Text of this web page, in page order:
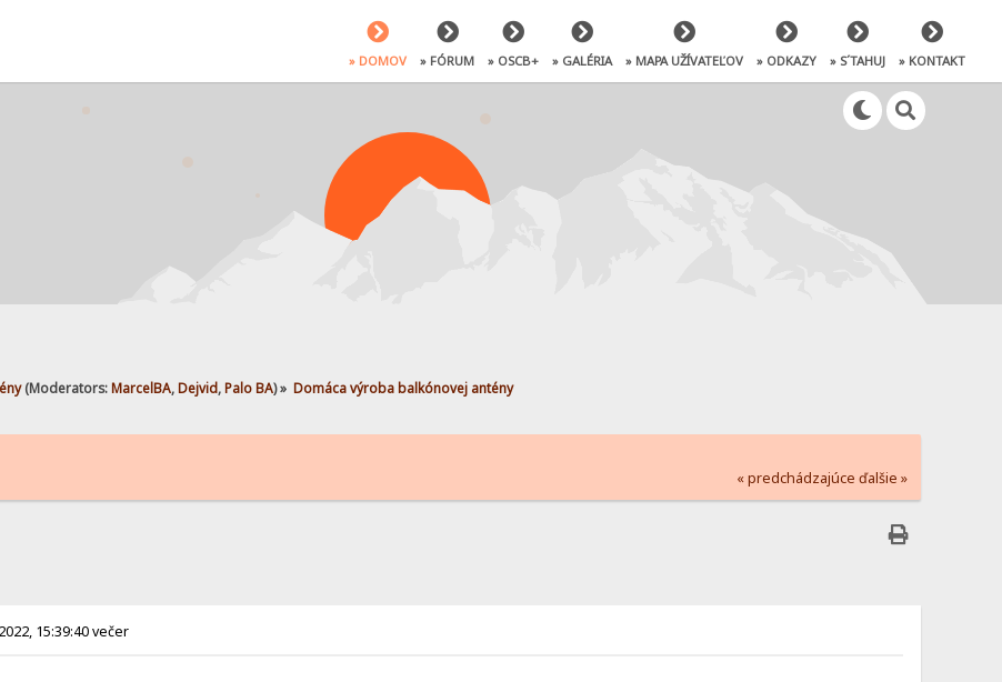
» DOMOV » FÓRUM » OSCB+ » GALÉRIA » MAPA UŽÍVATEĽOV » ODKAZY » S´TAHUJ » KONTAKT
(Moderators:MarcelBA,Dejvid,Palo BA) » Domáca výroba balkónovej antény
« predchádzajúce ďalšie »
15:39:40 večer